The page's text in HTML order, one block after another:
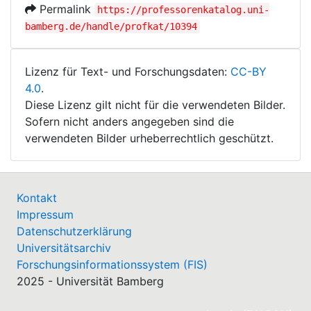
Permalink
https://professorenkatalog.uni-
bamberg.de/handle/profkat/10394
Lizenz für Text- und Forschungsdaten: CC-BY
4.0.
Diese Lizenz gilt nicht für die verwendeten Bilder.
Sofern nicht anders angegeben sind die
verwendeten Bilder urheberrechtlich geschützt.
Kontakt
Impressum
Datenschutzerklärung
Universitätsarchiv
Forschungsinformationssystem (FIS)
2025 - Universität Bamberg